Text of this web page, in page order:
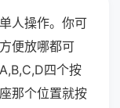
人操作。你可
便放哪都可
四个按
那个位置就按